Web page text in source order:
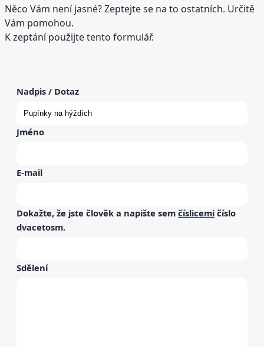
Něco Vám není jasné? Zeptejte se na to ostatních. Určitě
Vám pomohou.
K zeptání použijte tento formulář.
Nadpis / Dotaz
Jméno
E-mail
Dokažte, že jste člověk a napište sem číslicemi číslo
dvacetosm.
Sdělení